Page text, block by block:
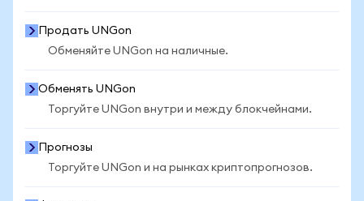
Продать UNGon
Обменяйте UNGon на наличные.
Обменять UNGon
Торгуйте UNGon внутри и между блокчейнами.
Прогнозы
Торгуйте UNGon и на рынках криптопрогнозов.